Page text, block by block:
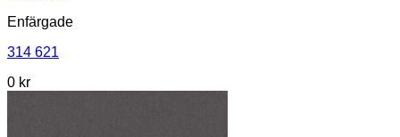
Enfärgade
314 621
0 kr